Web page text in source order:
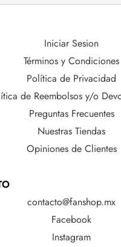
Iniciar Sesion
Términos y Condiciones
Política de Privacidad
de Reembolsos y/o
Preguntas Frecuentes
Nuestras Tiendas
Opiniones de Clientes
contacto@fanshop.mx
Facebook
Instagram